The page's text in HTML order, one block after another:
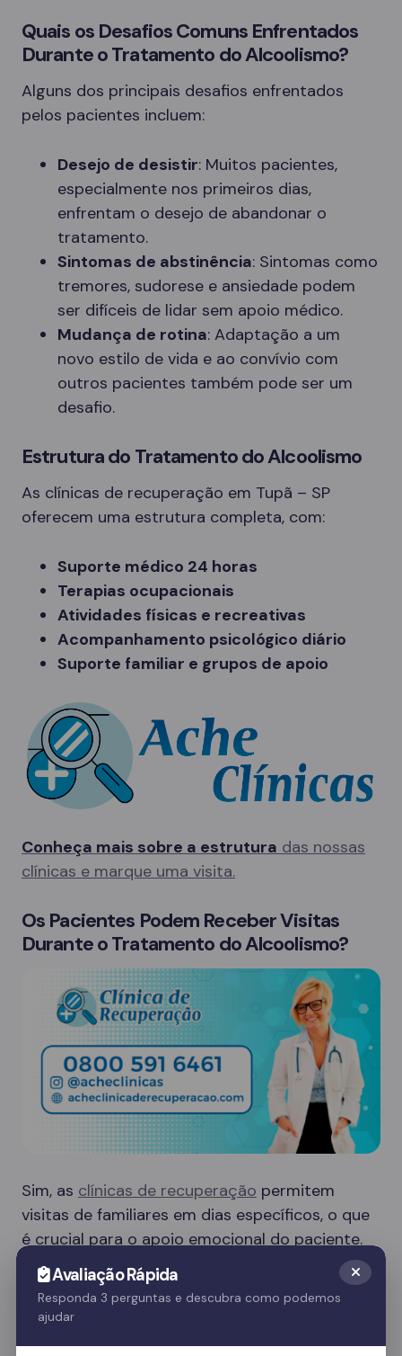
Quais os Desafios Comuns Enfrentados
Durante o Tratamento do Alcoolismo?
Alguns dos principais desafios enfrentados
pelos pacientes incluem:
Desejo de desistir: Muitos pacientes,
especialmente nos primeiros dias,
enfrentam o desejo de abandonar o
tratamento.
Sintomas de abstinência: Sintomas como
tremores, sudorese e ansiedade podem
ser difíceis de lidar sem apoio médico.
Mudança de rotina: Adaptação a um
novo estilo de vida e ao convívio com
outros pacientes também pode ser um
desafio.
Estrutura do Tratamento do Alcoolismo
As clínicas de recuperação em Tupã – SP
oferecem uma estrutura completa, com:
Suporte médico 24 horas
Terapias ocupacionais
Atividades físicas e recreativas
Acompanhamento psicológico diário
Suporte familiar e grupos de apoio
Conheça mais sobre a estrutura das nossas
clínicas e marque uma visita.
Os Pacientes Podem Receber Visitas
Durante o Tratamento do Alcoolismo?
Sim, as clínicas de recuperação permitem
visitas de familiares em dias específicos, o que
é crucial para o apoio emocional do paciente.
Essas visitas ajudam no processo de
recuperação e fortalecem o vínculo familiar.
Avaliação Rápida
Responda 3 perguntas e descubra como podemos
ajudar